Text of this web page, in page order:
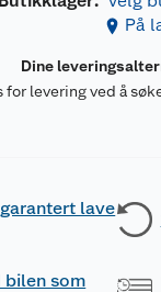
På
Dine
levering ved å
lave
bilen som